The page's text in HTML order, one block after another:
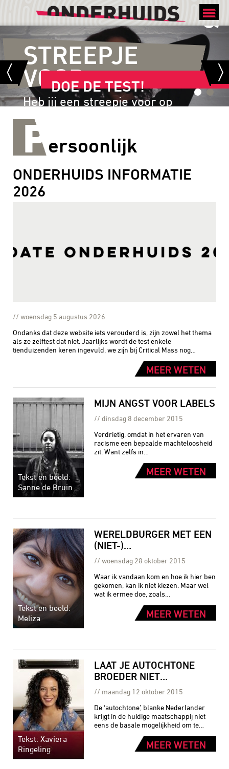
MEER WETEN
STREEPJE
VOOR
Heb jij een streepje voor op
achterstand?
DOE DE TEST!
Persoonlijk
ONDERHUIDS INFORMATIE
2026
woensdag 5 augustus 2026
Ondanks dat deze website iets verouderd is, zijn zowel het thema
als ze zelftest dat niet. Jaarlijks wordt de test enkele
tienduizenden keren ingevuld, we zijn bij Critical Mass nog…
MEER WETEN
Tekst en beeld:
Sanne de Bruin
MIJN ANGST VOOR LABELS
dinsdag 8 december 2015
Verdrietig, omdat in het ervaren van
racisme een bepaalde machteloosheid
zit. Want zelfs in…
MEER WETEN
Tekst en beeld:
Meliza
WERELDBURGER MET EEN
(NIET-)…
woensdag 28 oktober 2015
Waar ik vandaan kom en hoe ik hier ben
gekomen, kan ik niet kiezen. Maar wel
wat ik ermee doe, zoals…
MEER WETEN
Tekst: Xaviera
Ringeling
LAAT JE AUTOCHTONE
BROEDER NIET…
maandag 12 oktober 2015
De ‘autochtone’, blanke Nederlander
krijgt in de huidige maatschappij niet
eens de basale mogelijkheid om te…
MEER WETEN